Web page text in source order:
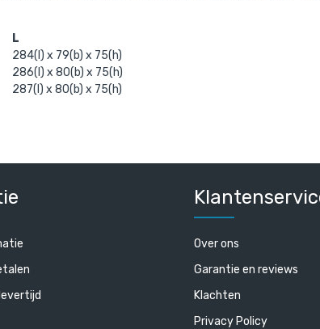
L
284(l) x 79(b) x 75(h)
286(l) x 80(b) x 75(h)
287(l) x 80(b) x 75(h)
Over ons
Garantie en reviews
Klachten
Privacy Policy